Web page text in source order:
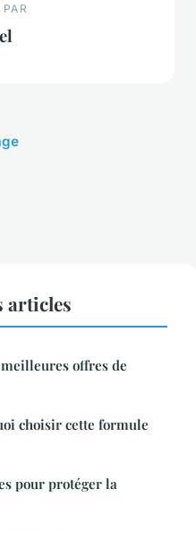
articles
offres de
choisir cette formule
pour protéger la